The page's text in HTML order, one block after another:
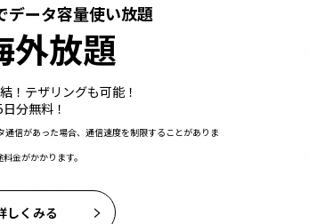
データ容量使い放題
外放題
！テザリングも可能！
分無料！
信があった場合、通信速度を制限することがありま
金がかかります。
しくみる